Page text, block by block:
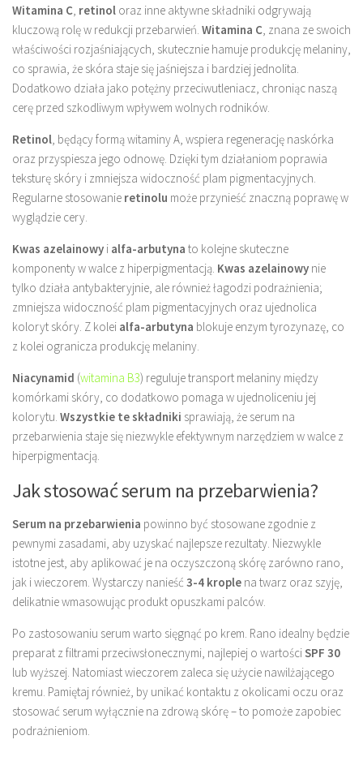
Witamina C, retinol oraz inne aktywne składniki odgrywają
kluczową rolę w redukcji przebarwień. Witamina C, znana ze swoich
właściwości rozjaśniających, skutecznie hamuje produkcję melaniny,
co sprawia, że skóra staje się jaśniejsza i bardziej jednolita.
Dodatkowo działa jako potężny przeciwutleniacz, chroniąc naszą
cerę przed szkodliwym wpływem wolnych rodników.
Retinol, będący formą witaminy A, wspiera regenerację naskórka
oraz przyspiesza jego odnowę. Dzięki tym działaniom poprawia
teksturę skóry i zmniejsza widoczność plam pigmentacyjnych.
Regularne stosowanie retinolu może przynieść znaczną poprawę w
wyglądzie cery.
Kwas azelainowy i alfa-arbutyna to kolejne skuteczne
komponenty w walce z hiperpigmentacją. Kwas azelainowy nie
tylko działa antybakteryjnie, ale również łagodzi podrażnienia;
zmniejsza widoczność plam pigmentacyjnych oraz ujednolica
koloryt skóry. Z kolei alfa-arbutyna blokuje enzym tyrozynazę, co
z kolei ogranicza produkcję melaniny.
Niacynamid (witamina B3) reguluje transport melaniny między
komórkami skóry, co dodatkowo pomaga w ujednoliceniu jej
kolorytu. Wszystkie te składniki sprawiają, że serum na
przebarwienia staje się niezwykle efektywnym narzędziem w walce z
hiperpigmentacją.
Jak stosować serum na przebarwienia?
Serum na przebarwienia powinno być stosowane zgodnie z
pewnymi zasadami, aby uzyskać najlepsze rezultaty. Niezwykle
istotne jest, aby aplikować je na oczyszczoną skórę zarówno rano,
jak i wieczorem. Wystarczy nanieść 3-4 krople na twarz oraz szyję,
delikatnie wmasowując produkt opuszkami palców.
Po zastosowaniu serum warto sięgnąć po krem. Rano idealny będzie
preparat z filtrami przeciwsłonecznymi, najlepiej o wartościSPF 30
lub wyższej. Natomiast wieczorem zaleca się użycie nawilżającego
kremu. Pamiętaj również, by unikać kontaktu z okolicami oczu oraz
stosować serum wyłącznie na zdrową skórę – to pomoże zapobiec
podrażnieniom.